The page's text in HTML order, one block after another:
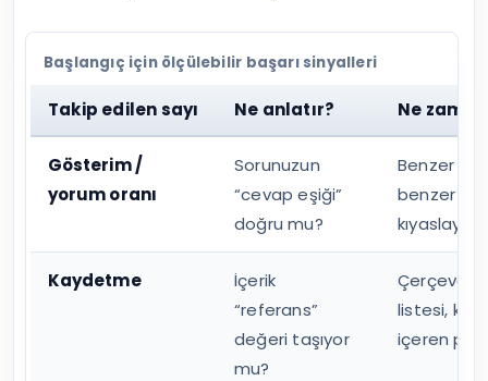
Başlangıç için ölçülebilir başarı sinyalleri
Takip edilen sayı Ne anlatır? Ne
Gösterim /
yorum oranı
Sorunuzun
“cevap eşiği”
doğru mu?
Benzer
benzer
Kaydetme
İçerik
“referans”
değeri taşıyor
mu?
Çerçeve,
listesi,
içeren